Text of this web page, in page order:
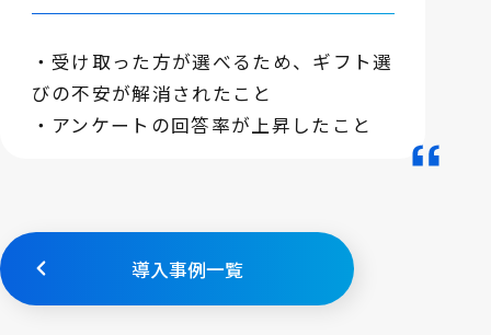
・受け取った方が選べるため、ギフト選
びの不安が解消されたこと
・アンケートの回答率が上昇したこと
導入事例一覧